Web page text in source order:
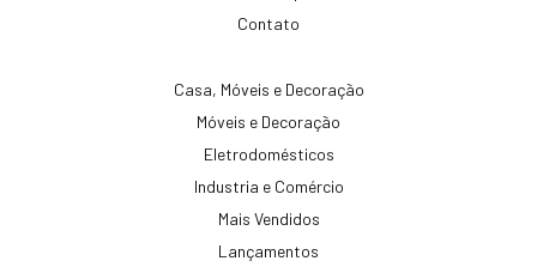
Contato
Casa, Móveis e Decoração
Móveis e Decoração
Eletrodomésticos
Industria e Comércio
Mais Vendidos
Lançamentos